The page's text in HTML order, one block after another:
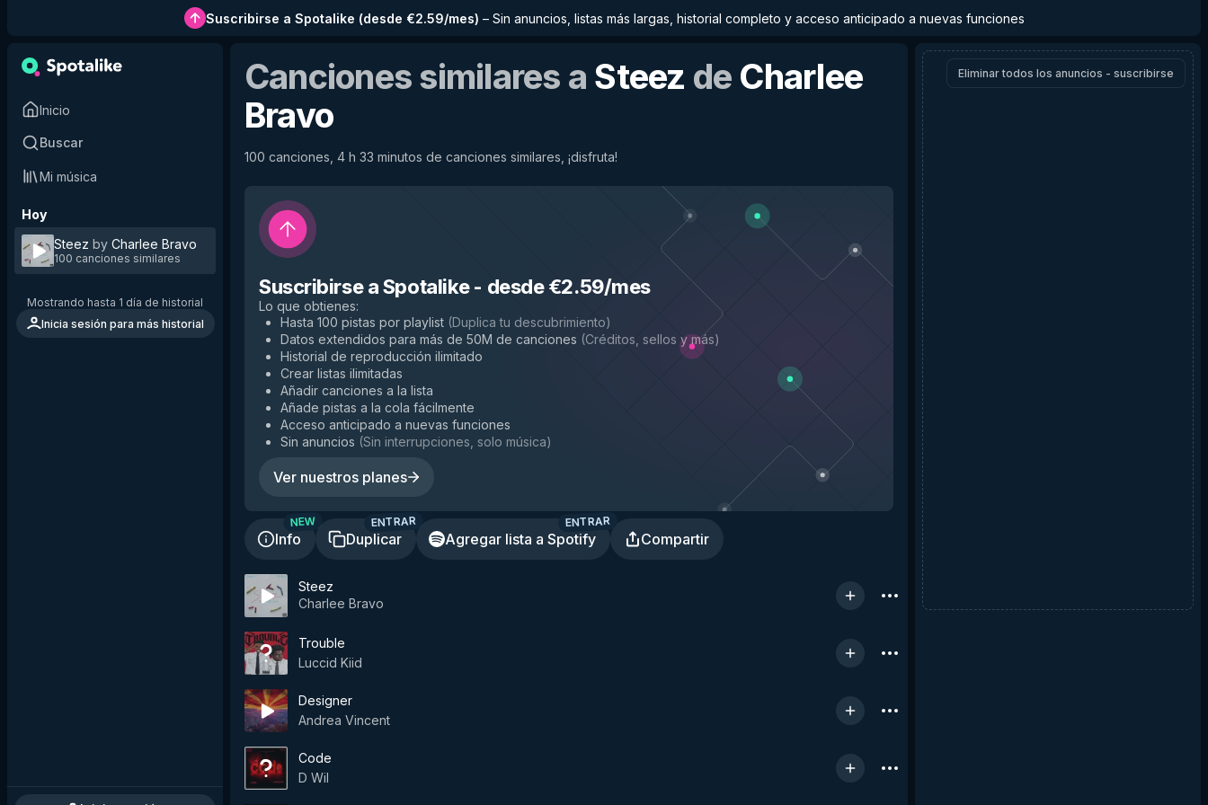
Suscribirse a Spotalike (desde €2.59/mes) – Sin anuncios, listas más largas, historial completo y acceso anticipado a nuevas funciones
Inicio
Buscar
Mi música
Hoy
Steez by Charlee Bravo
100 canciones similares
Mostrando hasta 1 día de historial
Inicia sesión para más historial
Canciones similares a Steez de Charlee
Bravo
100 canciones, 4 h 33 minutos de canciones similares, ¡disfruta!
Suscribirse a Spotalike- desde €2.59/mes
Lo que obtienes:
Hasta 100 pistas por playlist (Duplica tu descubrimiento)
Datos extendidos para más de 50M de canciones (Créditos, sellos y más)
Historial de reproducción ilimitado
Crear listas ilimitadas
Añadir canciones a la lista
Añade pistas a la cola fácilmente
Acceso anticipado a nuevas funciones
Sin anuncios (Sin interrupciones, solo música)
Ver nuestros planes
Info
NEW
Duplicar
ENTRAR
Agregar lista a Spotify
ENTRAR
Compartir
Steez
Charlee Bravo
Trouble
Luccid Kiid
Designer
Andrea Vincent
Code
D Wil
Eliminar todos los anuncios - suscribirse